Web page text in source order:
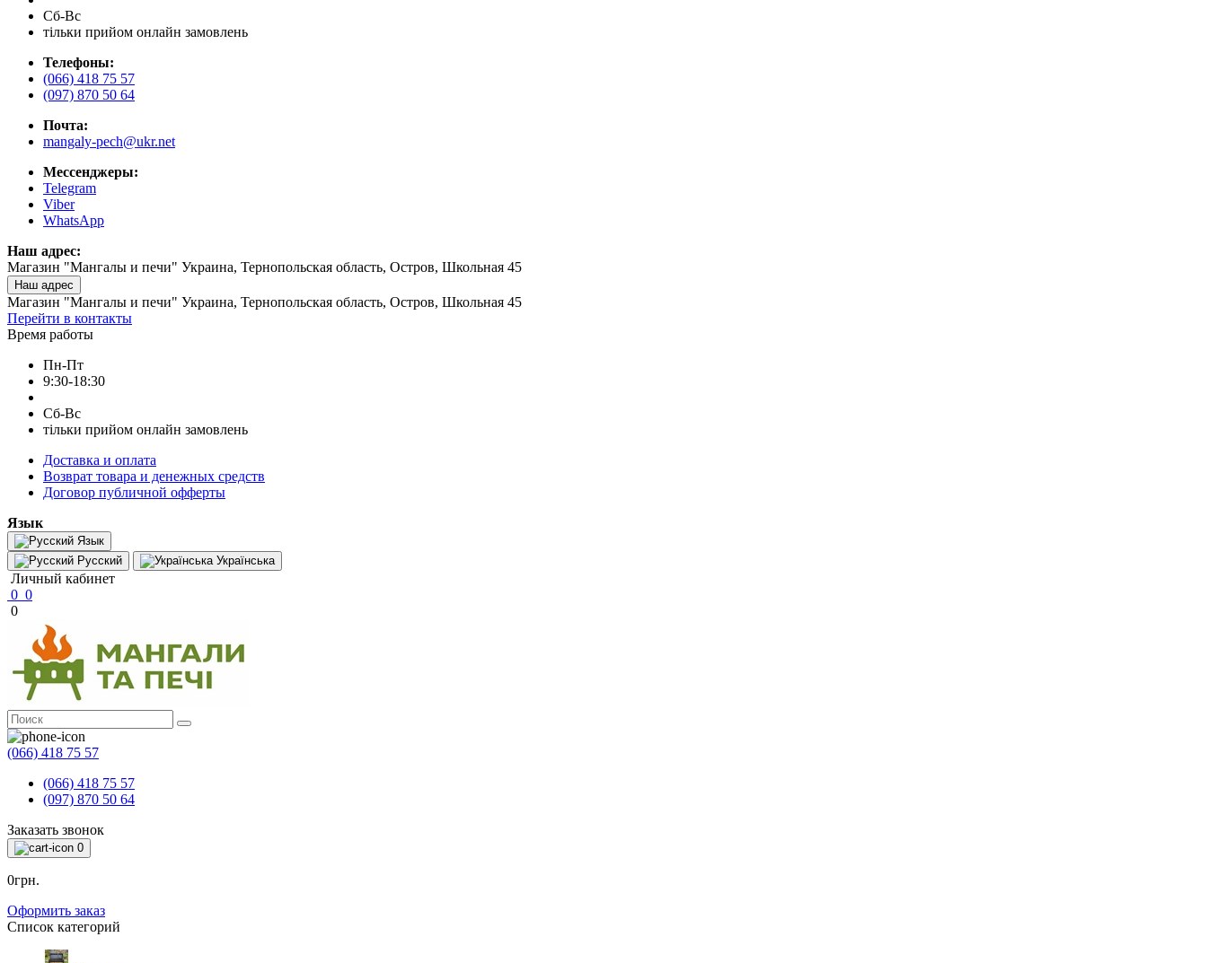
Сб-Вс
тільки прийом онлайн замовлень
Телефоны:
(066) 418 75 57
(097) 870 50 64
Почта:
mangaly-pech@ukr.net
Мессенджеры:
Telegram
Viber
WhatsApp
Наш адрес:
Магазин "Мангалы и печи" Украина, Тернопольская область, Остров, Школьная 45
Наш адрес
Магазин "Мангалы и печи" Украина, Тернопольская область, Остров, Школьная 45
Перейти в контакты
Время работы
Пн-Пт
9:30-18:30
Сб-Вс
тільки прийом онлайн замовлень
Доставка и оплата
Возврат товара и денежных средств
Договор публичной офферты
Язык
Язык
Русский
Українська
Личный кабинет
0 0
0
(066) 418 75 57
(066) 418 75 57
(097) 870 50 64
Заказать звонок
0
0грн.
Оформить заказ
Список категорий